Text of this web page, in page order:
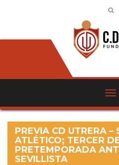
PREVIA CD UTRERA –
ATLÉTICO; TERCER
PRETEMPORADA
SEVILLISTA